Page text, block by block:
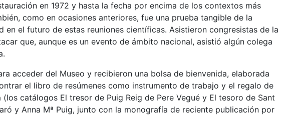
en 1972 y hasta la fecha por encima de los contextos más
como en ocasiones anteriores, fue una prueba tangible de la
el futuro de estas reuniones científicas. Asistieron congresistas de la
que, aunque es un evento de ámbito nacional, asistió algún colega
acceder del Museo y recibieron una bolsa de bienvenida, elaborada
el libro de resúmenes como instrumento de trabajo y el regalo de
catálogos El tresor de Puig Reig de Pere Vegué y El tesoro de Sant
y Anna Mª Puig, junto con la monografía de reciente publicación por